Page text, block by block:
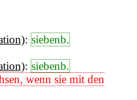
: siebenb.
: siebenb.
wenn sie mit den